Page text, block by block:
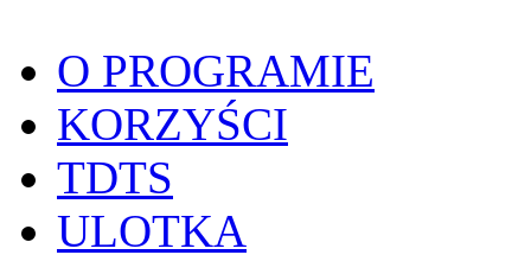
O PROGRAMIE
KORZYŚCI
TDTS
ULOTKA